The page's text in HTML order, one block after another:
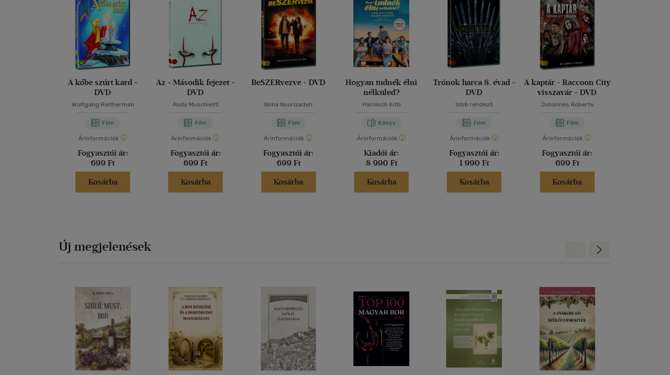
A kőbe szúrt kard -
DVD
Wolfgang Reitherman
Film
Árinformációk
Fogyasztói ár:
699 Ft
Kosárba
Az - Második fejezet -
DVD
Andy Muschietti
Film
Árinformációk
Fogyasztói ár:
699 Ft
Kosárba
BeSZERvezve - DVD
Nima Nourizadeh
Film
Árinformációk
Fogyasztói ár:
699 Ft
Kosárba
Hogyan tudnék élni
nélküled?
Harnisch Kitti
Könyv
Árinformációk
Kiadói ár:
8 990 Ft
Kosárba
Trónok harca 8. évad -
DVD
több rendező
Film
Árinformációk
Fogyasztói ár:
1 990 Ft
Kosárba
A kaptár - Raccoon City
visszavár - DVD
Johannes Roberts
Film
Árinformációk
Fogyasztói ár:
699 Ft
Kosárba
Új megjelenések Előre